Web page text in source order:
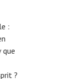
:
que
?